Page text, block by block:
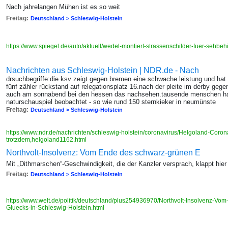
Nach jahrelangen Mühen ist es so weit
Freitag: Deutschland > Schleswig-Holstein
https://www.spiegel.de/auto/aktuell/wedel-montiert-strassenschilder-fuer-
Nachrichten aus Schleswig-Holstein | NDR.de - Nach
drsuchbegriffe:die ksv zeigt gegen bremen eine schwache leistung und
fünf zähler rückstand auf relegationsplatz 16.nach der pleite im derby
auch am sonnabend bei den hessen das nachsehen.tausende menschen
naturschauspiel beobachtet - so wie rund 150 sternkieker in neumünste
Freitag: Deutschland > Schleswig-Holstein
https://www.ndr.de/nachrichten/schleswig-holstein/coronavirus/Helgoland-
trotzdem,helgoland1162.html
Northvolt-Insolvenz: Vom Ende des schwarz-grünen E
Mit „Dithmarschen“-Geschwindigkeit, die der Kanzler versprach, klappt
Freitag: Deutschland > Schleswig-Holstein
https://www.welt.de/politik/deutschland/plus254936970/Northvolt-Insolvenz-
Gluecks-in-Schleswig-Holstein.html